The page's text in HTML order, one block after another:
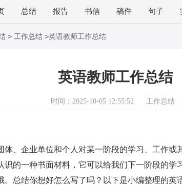
总结 报告 书信 稿件 句子
> 工作总结 >英语教师工作总结
英语教师工作总结
时间：2025-10-05 12:55:52 工作总结
企业单位和个人对某一阶段的学习、工作或
识的一种书面材料，它可以给我们下一阶段的学
。总结你想好怎么写了吗？以下是小编整理的英